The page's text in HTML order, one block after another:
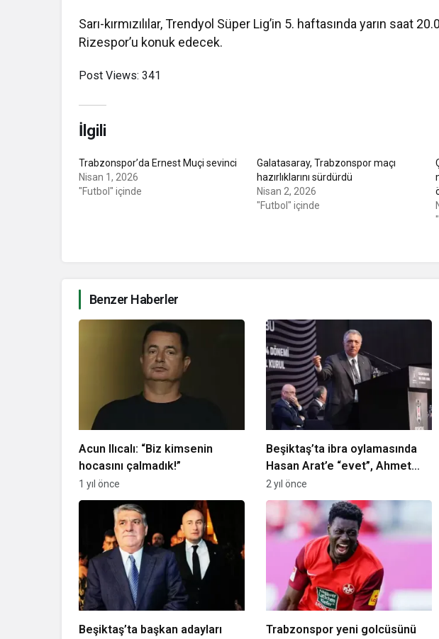
Sarı-kırmızılılar, Trendyol Süper Lig’in 5. haftasında yarın saat
Rizespor’u konuk edecek.
Post Views: 341
İlgili
Trabzonspor’da Ernest Muçi sevinci
Nisan 1, 2026
"Futbol" içinde
Galatasaray, Trabzonspor maçı
hazırlıklarını sürdürdü
Nisan 2, 2026
"Futbol" içinde
Benzer Haberler
Acun Ilıcalı: “Biz kimsenin
hocasını çalmadık!”
1 yıl önce
Beşiktaş’ta ibra oylamasında
Hasan Arat’e “evet”, Ahmet
Nur Çebi’ye “hayır” oyu
2 yıl önce
Beşiktaş’ta başkan adayları
Trabzonspor yeni golcüsünü